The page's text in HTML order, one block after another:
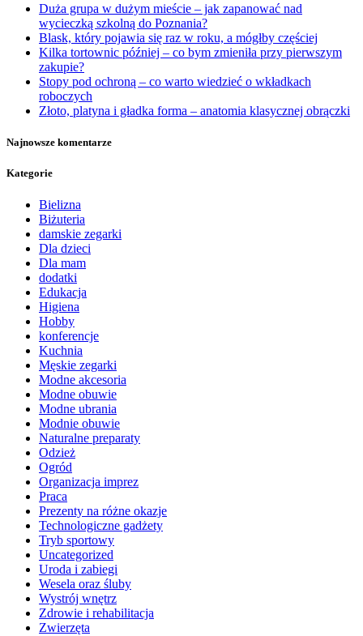
Duża grupa w dużym mieście – jak zapanować nad
wycieczką szkolną do Poznania?
Blask, który pojawia się raz w roku, a mógłby częściej
Kilka tortownic później – co bym zmieniła przy pierwszym
zakupie?
Stopy pod ochroną – co warto wiedzieć o wkładkach
roboczych
Złoto, platyna i gładka forma – anatomia klasycznej obrączki
Najnowsze komentarze
Kategorie
Bielizna
Biżuteria
damskie zegarki
Dla dzieci
Dla mam
dodatki
Edukacja
Higiena
Hobby
konferencje
Kuchnia
Męskie zegarki
Modne akcesoria
Modne obuwie
Modne ubrania
Modnie obuwie
Naturalne preparaty
Odzież
Ogród
Organizacja imprez
Praca
Prezenty na różne okazje
Technologiczne gadżety
Tryb sportowy
Uncategorized
Uroda i zabiegi
Wesela oraz śluby
Wystrój wnętrz
Zdrowie i rehabilitacja
Zwierzęta